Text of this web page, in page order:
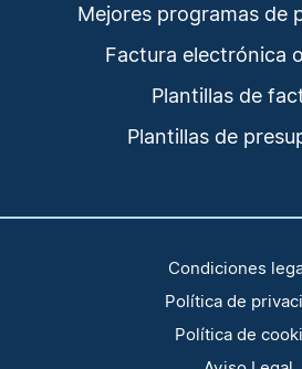
Mejores programas de
Factura electrónica
Plantillas de
Plantillas de
Condiciones
Política de
Política de